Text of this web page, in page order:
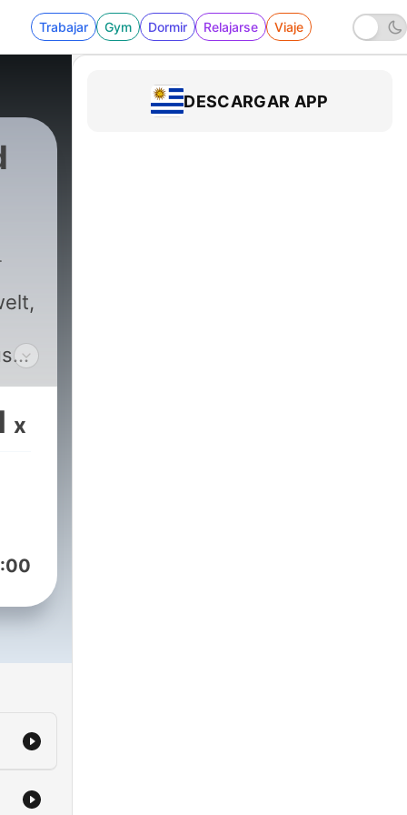
Trabajar Gym Dormir Relajarse Viaje
x
DESCARGAR APP